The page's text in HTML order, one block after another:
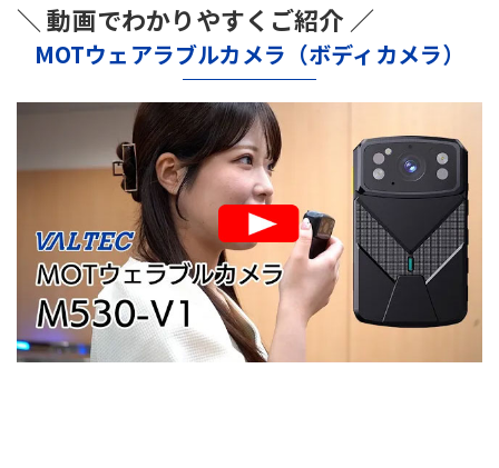
＼ 動画でわかりやすくご紹介 ／
MOTウェアラブルカメラ（ボディカメラ）